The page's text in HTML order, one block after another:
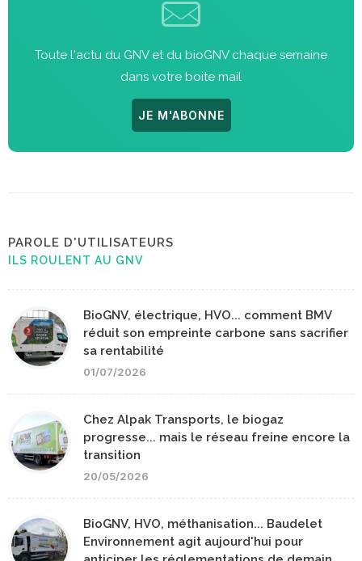
Toute l'actu du GNV et du bioGNV chaque semaine
dans votre boite mail
JE M'ABONNE
PAROLE D'UTILISATEURS
ILS ROULENT AU GNV
BioGNV, électrique, HVO... comment BMV
réduit son empreinte carbone sans sacrifier
sa rentabilité
01/07/2026
Chez Alpak Transports, le biogaz
progresse... mais le réseau freine encore la
transition
20/05/2026
BioGNV, HVO, méthanisation... Baudelet
Environnement agit aujourd'hui pour